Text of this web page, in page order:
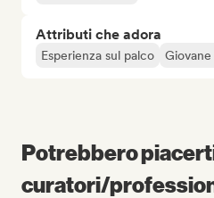
Attributi che adora
Esperienza sul palco
Potrebbero
curatori/